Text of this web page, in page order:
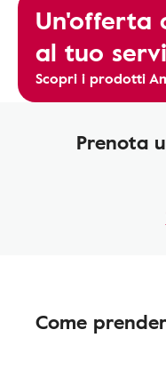
Un'offerta
al tuo
Scopri i prodotti
Prenota
Come